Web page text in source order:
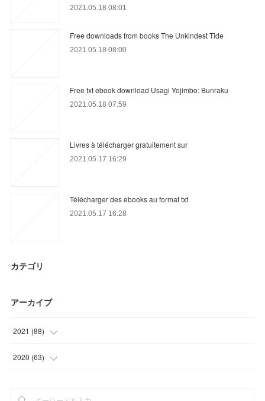
2021.05.18 08:01
Free downloads from books The Unkindest Tide
2021.05.18 08:00
Free txt ebook download Usagi Yojimbo: Bunraku
2021.05.18 07:59
Livres à télécharger gratuitement sur
2021.05.17 16:29
Télécharger des ebooks au format txt
2021.05.17 16:28
カテゴリ
アーカイブ
2021 (88)
(28 )
2020 (63)